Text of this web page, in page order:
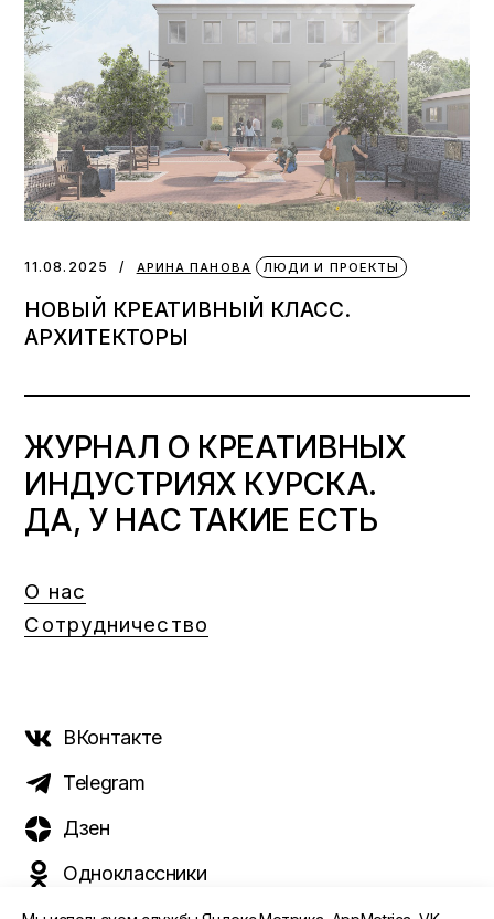
11.08.2025 АРИНА ПАНОВА ЛЮДИ И ПРОЕКТЫ
НОВЫЙ КРЕАТИВНЫЙ КЛАСС.
АРХИТЕКТОРЫ
ЖУРНАЛ О КРЕАТИВНЫХ
ИНДУСТРИЯХ КУРСКА.
ДА, У НАС ТАКИЕ ЕСТЬ
О нас
Сотрудничество
ВКонтакте
Telegram
Дзен
Одноклассники